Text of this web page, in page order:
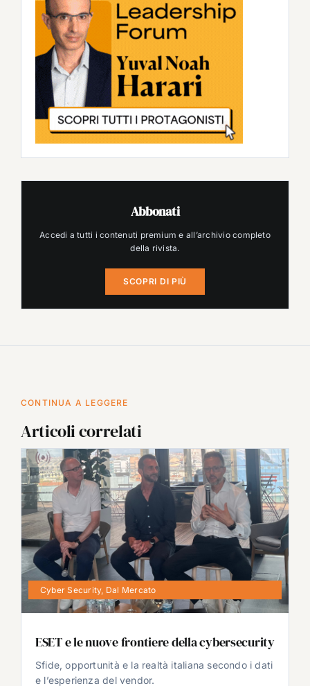
Abbonati
Accedi a tutti i contenuti premium e all’archivio completo
della rivista.
SCOPRI DI PIÙ
CONTINUA A LEGGERE
Articoli correlati
Cyber Security, Dal Mercato
ESET e le nuove frontiere della cybersecurity
Sfide, opportunità e la realtà italiana secondo i dati
e l’esperienza del vendor.